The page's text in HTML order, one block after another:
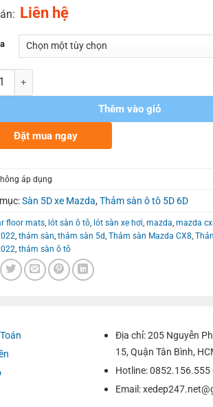
Liên hệ
Thêm vào giỏ
Đặt mua ngay
áp dụng
Sàn 5D xe Mazda,Thảm sàn ô tô 5D 6D
floor mats lót sàn ô tô lót sàn xe hơi mazda mazda
thảm sàn thảm sàn 5d Thảm sàn Mazda CX8
thảm sàn ô tô
Địa chỉ: 205 Nguyễn
15, Quận Tân Bình,
Hotline: 0852.156.555
Email: